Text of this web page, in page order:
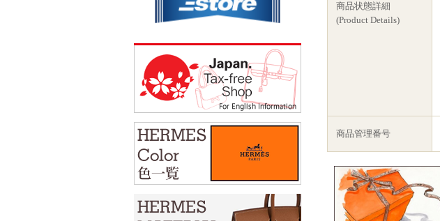
商品状態詳細
(Product Details)
商品管理番号